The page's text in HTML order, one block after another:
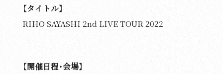
【タイトル】
RIHO SAYASHI 2nd LIVE TOUR 2022
【開催日程・会場】